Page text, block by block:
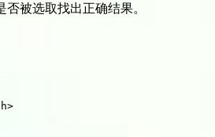
被选取找出正确结果。